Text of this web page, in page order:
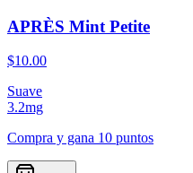
APRÈS Mint Petite
$10.00
Suave
3.2mg
Compra y gana 10 puntos